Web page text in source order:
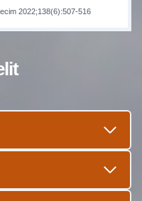
2022;138(6):507-516